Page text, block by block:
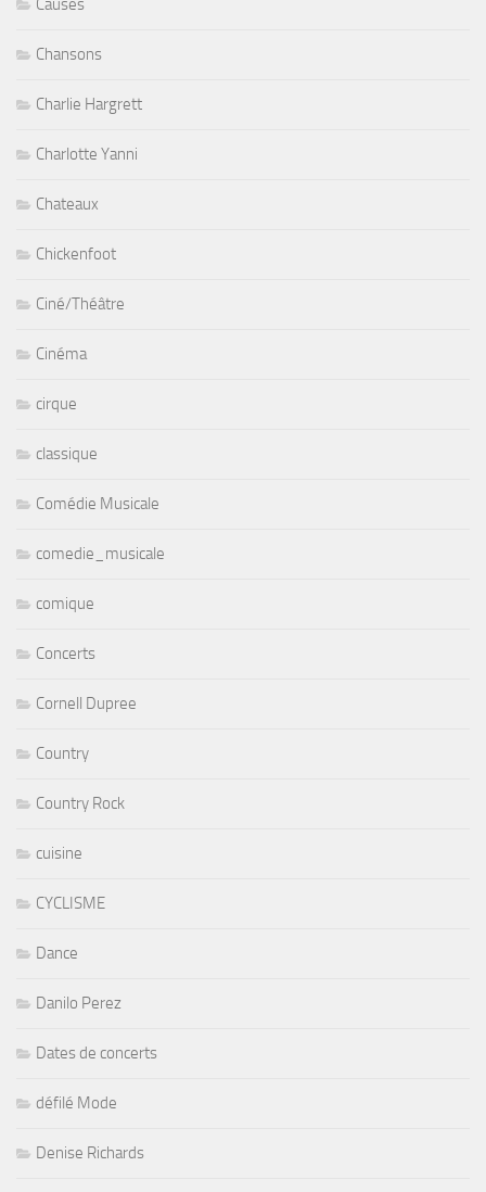
Causes
Chansons
Charlie Hargrett
Charlotte Yanni
Chateaux
Chickenfoot
Ciné/Théâtre
Cinéma
cirque
classique
Comédie Musicale
comedie_musicale
comique
Concerts
Cornell Dupree
Country
Country Rock
cuisine
CYCLISME
Dance
Danilo Perez
Dates de concerts
défilé Mode
Denise Richards